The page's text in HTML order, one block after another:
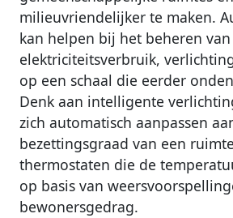
milieuvriendelijker te maken.
kan helpen bij het beheren van
elektriciteitsverbruik,
op een schaal die eerder
Denk aan intelligente
zich automatisch aanpassen
bezettingsgraad van een
thermostaten die de
op basis van
bewonersgedrag.